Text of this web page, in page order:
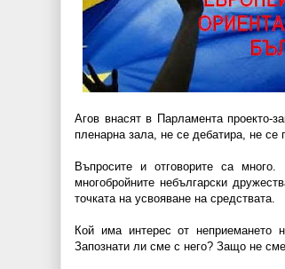
Агов внасят в Парламента проекто-
пленарна зала, не се дебатира, не
Въпросите и отговорите са
многобройните небългарски
точката на усвояване на средствата.
Кой има интерес от неприемането
Запознати ли сме с него? Защо не